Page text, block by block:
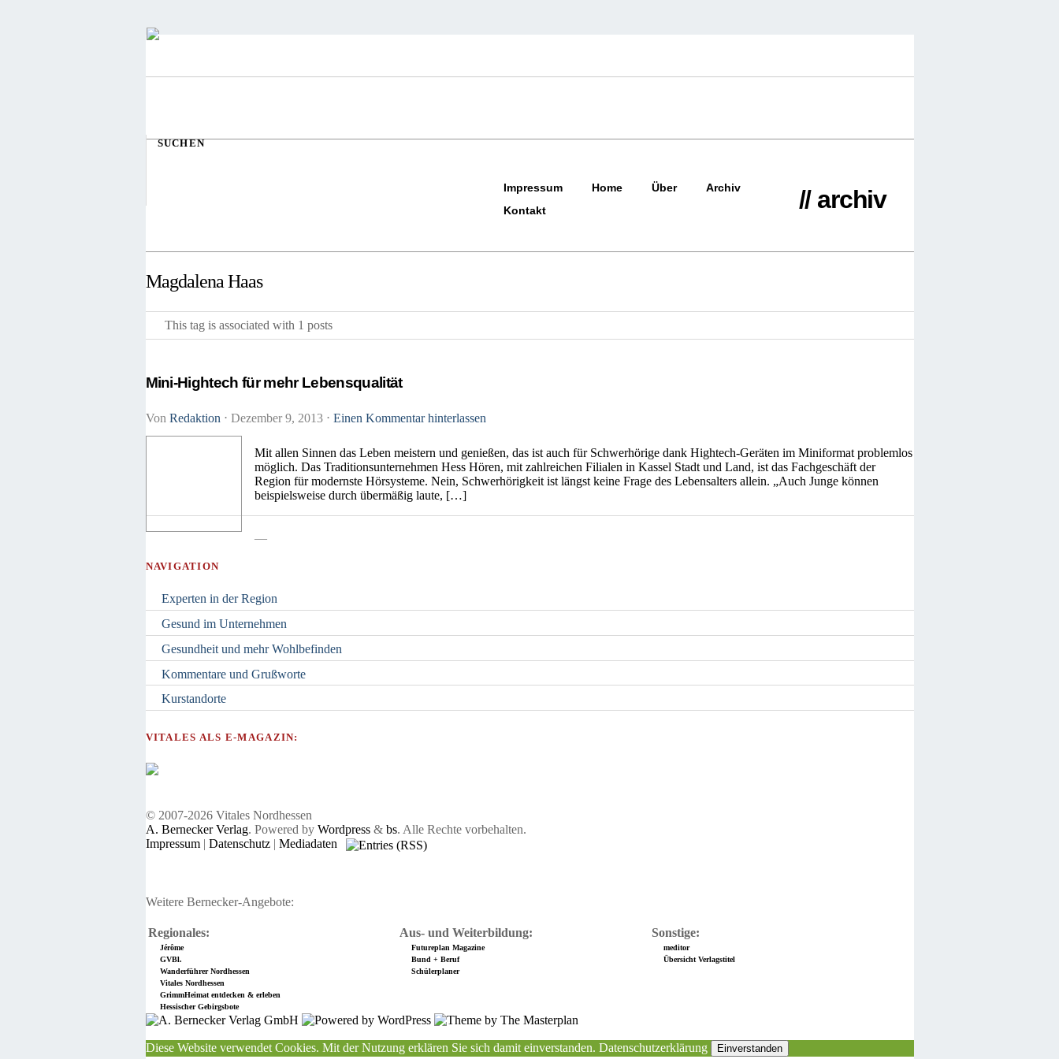
SUCHEN
Impressum Home Über
Archiv
Kontakt
// archiv
Magdalena Haas
This tag is associated with 1 posts
Mini-Hightech für mehr Lebensqualität
Von Redaktion ⋅ Dezember 9, 2013 ⋅ Einen Kommentar hinterlassen
Mit allen Sinnen das Leben meistern und genießen, das ist auch für Schwerhörige dank Hightech-Geräten im Miniformat problemlos
möglich. Das Traditionsunternehmen Hess Hören, mit zahlreichen Filialen in Kassel Stadt und Land, ist das Fachgeschäft der
Region für modernste Hörsysteme. Nein, Schwerhörigkeit ist längst keine Frage des Lebensalters allein. „Auch Junge können
beispielsweise durch übermäßig laute, […]
—
NAVIGATION
Experten in der Region
Gesund im Unternehmen
Gesundheit und mehr Wohlbefinden
Kommentare und Grußworte
Kurstandorte
VITALES ALS E-MAGAZIN:
© 2007-2026 Vitales Nordhessen
A. Bernecker Verlag. Powered by Wordpress& bs. Alle Rechte vorbehalten.
Impressum| Datenschutz| Mediadaten
Weitere Bernecker-Angebote:
Regionales: Aus- und Weiterbildung: Sonstige:
Jérôme Futureplan Magazine
meditor
GVBl.
Bund + Beruf
Übersicht Verlagstitel
Wanderführer Nordhessen
Schülerplaner
Vitales Nordhessen
GrimmHeimat entdecken & erleben
Hessischer Gebirgsbote
Diese Website verwendet Cookies. Mit der Nutzung erklären Sie sich damit einverstanden. Datenschutzerklärung Einverstanden